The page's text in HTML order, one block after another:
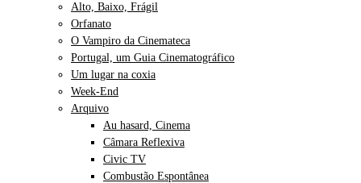
Alto, Baixo, Frágil
Orfanato
O Vampiro da Cinemateca
Portugal, um Guia Cinematográfico
Um lugar na coxia
Week-End
Arquivo
Au hasard, Cinema
Câmara Reflexiva
Civic TV
Combustão Espontânea